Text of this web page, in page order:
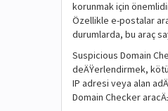
korunmak için
Özellikle e-postalar
durumlarda, bu araç
Suspicious Domain
deÄŸerlendirmek,
IP adresi veya alan
Domain Checker